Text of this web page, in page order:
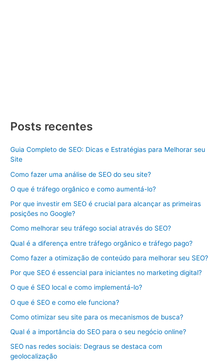
Site
Mato
Posts recentes
Guia Completo de SEO: Dicas e Estratégias para Melhorar seu
Site
Como fazer uma análise de SEO do seu site?
O que é tráfego orgânico e como aumentá-lo?
Por que investir em SEO é crucial para alcançar as primeiras
posições no Google?
Como melhorar seu tráfego social através do SEO?
Qual é a diferença entre tráfego orgânico e tráfego pago?
Como fazer a otimização de conteúdo para melhorar seu SEO?
Por que SEO é essencial para iniciantes no marketing digital?
O que é SEO local e como implementá-lo?
O que é SEO e como ele funciona?
Como otimizar seu site para os mecanismos de busca?
Qual é a importância do SEO para o seu negócio online?
SEO nas redes sociais: Degraus se destaca com
geolocalização